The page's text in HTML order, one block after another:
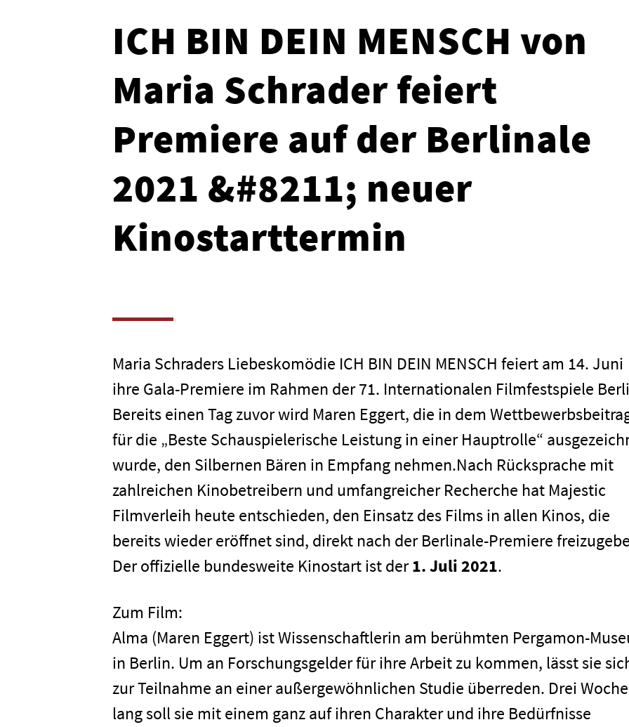
ICH BIN DEIN MENSCH von
Maria Schrader feiert
Premiere auf der Berlinale
2021 &#8211; neuer
Kinostarttermin
Maria Schraders Liebeskomödie ICH BIN DEIN MENSCH feiert am 14. Juni
ihre Gala-Premiere im Rahmen der 71. Internationalen Filmfestspiele
Bereits einen Tag zuvor wird Maren Eggert, die in dem
für die „Beste Schauspielerische Leistung in einer Hauptrolle“
wurde, den Silbernen Bären in Empfang nehmen.Nach Rücksprache mit
zahlreichen Kinobetreibern und umfangreicher Recherche hat Majestic
Filmverleih heute entschieden, den Einsatz des Films in allen Kinos, die
bereits wieder eröffnet sind, direkt nach der Berlinale-Premiere
Der offizielle bundesweite Kinostart ist der1. Juli 2021.
Zum Film:
Alma (Maren Eggert) ist Wissenschaftlerin am berühmten Pergamon-
in Berlin. Um an Forschungsgelder für ihre Arbeit zu kommen, lässt sie
zur Teilnahme an einer außergewöhnlichen Studie überreden. Drei
lang soll sie mit einem ganz auf ihren Charakter und ihre Bedürfnisse